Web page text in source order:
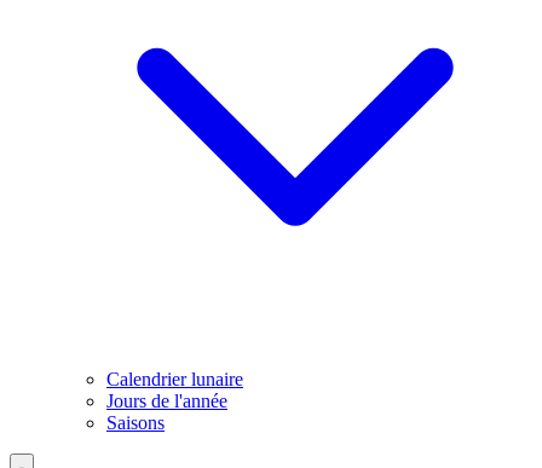
Calendrier lunaire
Jours de l'année
Saisons